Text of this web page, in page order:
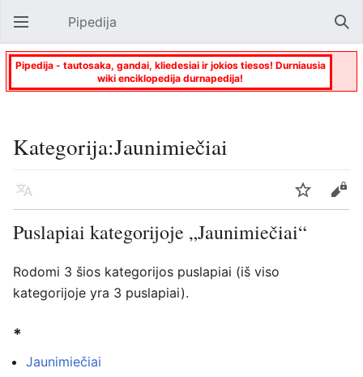
Atverti pagrindinį meniu Pipedija
Pipedija - tautosaka, gandai, kliedesiai ir jokios tiesos! Durniausia
wiki enciklopedija durnapedija!
Kategorija:Jaunimiečiai
Kalba Stebėti Keisti
Puslapiai kategorijoje „Jaunimiečiai“
Rodomi 3 šios kategorijos puslapiai (iš viso
kategorijoje yra 3 puslapiai).
*
Jaunimiečiai